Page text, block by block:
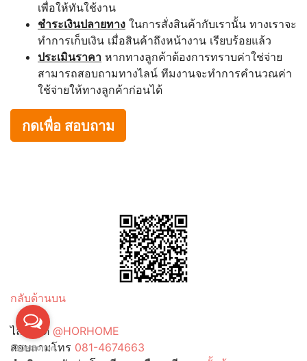
เพื่อให้ทันใช้งาน
ชำระเงินปลายทาง ในการสั่งสินค้ากับเรานั้น ทางเราจะ
ทำการเก็บเงิน เมื่อสินค้าถึงหน้างาน เรียบร้อยแล้ว
ประเมินราคา หากทางลูกค้าต้องการทราบค่าใช่จ่าย
สามารถสอบถามทางไลน์ ทีมงานจะทำการคำนวณค่า
ใช้จ่ายให้ทางลูกค้าก่อนได้
กดเพื่อ สอบถาม
กลับด้านบน
ไลน์ไอดี @HORHOME
สอบถามโทร 081-4674663